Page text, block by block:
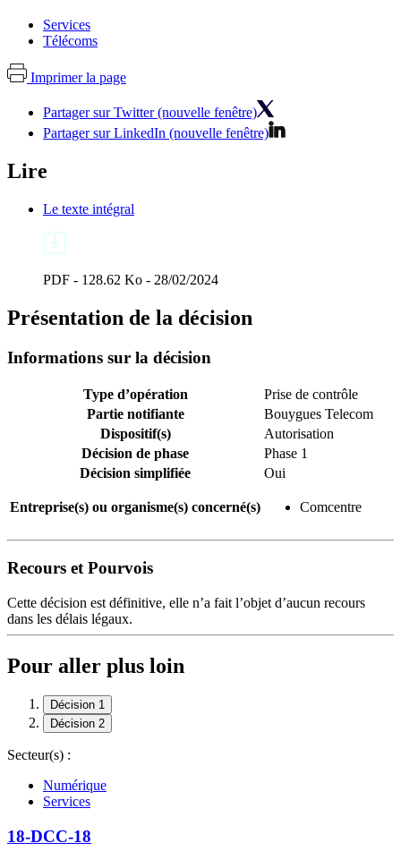
Services
Télécoms
Imprimer la page
Partager sur Twitter (nouvelle fenêtre)
Partager sur LinkedIn (nouvelle fenêtre)
Lire
Le texte intégral
PDF - 128.62 Ko - 28/02/2024
Présentation de la décision
Informations sur la décision
Type d’opération
Prise de contrôle
Partie notifiante
Bouygues Telecom
Dispositif(s)
Autorisation
Décision de phase
Phase 1
Décision simplifiée
Oui
Entreprise(s) ou organisme(s) concerné(s) Comcentre
Recours et Pourvois
Cette décision est définitive, elle n’a fait l’objet d’aucun recours
dans les délais légaux.
Pour aller plus loin
Décision 1
Décision 2
Secteur(s) :
Numérique
Services
18-DCC-18